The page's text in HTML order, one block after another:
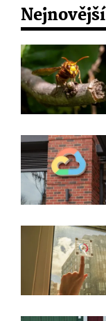
Nejnovější